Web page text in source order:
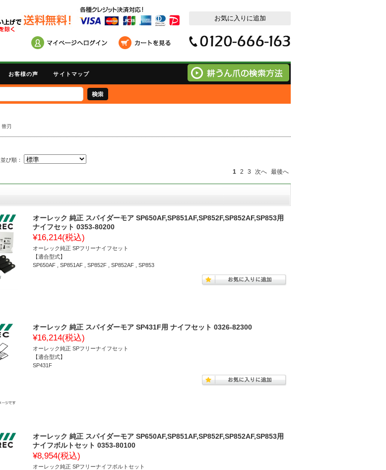
お客様の声 サイトマップ
替刃
並び順：
1 2 3 次へ 最後へ
オーレック 純正 スパイダーモア SP650AF,SP851AF,SP852F,SP852AF,SP853用
ナイフセット 0353-80200
¥16,214(税込)
オーレック純正 SPフリーナイフセット
【適合型式】
SP650AF , SP851AF , SP852F , SP852AF , SP853
オーレック 純正 スパイダーモア SP431F用 ナイフセット 0326-82300
¥16,214(税込)
オーレック純正 SPフリーナイフセット
【適合型式】
SP431F
オーレック 純正 スパイダーモア SP650AF,SP851AF,SP852F,SP852AF,SP853用
ナイフボルトセット 0353-80100
¥8,954(税込)
オーレック純正 SPフリーナイフボルトセット